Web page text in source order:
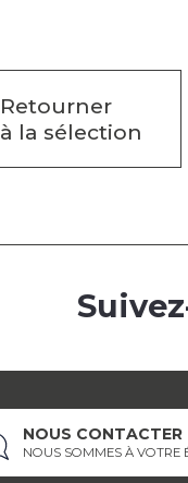
Retourner
à la sélection
NOUS CONTACTER
NOUS SOMMES À VOTRE